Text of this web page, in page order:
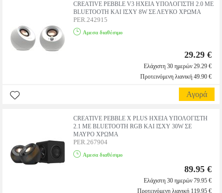
CREATIVE PEBBLE V3 ΗΧΕΙΑ ΥΠΟΛΟΓΙΣΤΗ 2.0 ΜΕ
BLUETOOTH ΚΑΙ ΙΣΧΥ 8W ΣΕ ΛΕΥΚΟ ΧΡΩΜΑ
PER.242915
Αμεσα διαθέσιμο
29.29 €
Ελάχιστη 30 ημερών 29.29 €
Προτεινόμενη λιανική 49.90 €
Αγορά
CREATIVE PEBBLE X PLUS ΗΧΕΙΑ ΥΠΟΛΟΓΙΣΤΗ
2.1 ΜΕ BLUETOOTH RGB ΚΑΙ ΙΣΧΥ 30W ΣΕ
ΜΑΥΡΟ ΧΡΩΜΑ
PER.267904
Αμεσα διαθέσιμο
89.95 €
Ελάχιστη 30 ημερών 79.95 €
Προτεινόμενη λιανική 119.95 €